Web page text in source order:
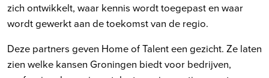
zich ontwikkelt, waar kennis wordt toegepast en waar
wordt gewerkt aan de toekomst van de regio.
Deze partners geven Home of Talent een gezicht. Ze laten
zien welke kansen Groningen biedt voor bedrijven,